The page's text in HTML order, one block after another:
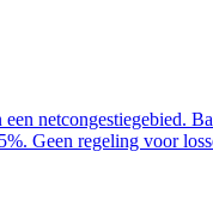
netcongestiegebied.
Geen regeling voor